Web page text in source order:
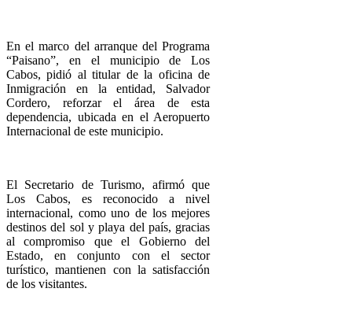
En el marco del arranque del Programa
“Paisano”, en el municipio de Los
Cabos, pidió al titular de la oficina de
Inmigración en la entidad, Salvador
Cordero, reforzar el área de esta
dependencia, ubicada en el Aeropuerto
Internacional de este municipio.
El Secretario de Turismo, afirmó que
Los Cabos, es reconocido a nivel
internacional, como uno de los mejores
destinos del sol y playa del país, gracias
al compromiso que el Gobierno del
Estado, en conjunto con el sector
turístico, mantienen con la satisfacción
de los visitantes.